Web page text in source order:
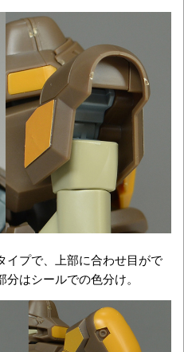
イプで、上部に合わせ目がで
はシールでの色分け。